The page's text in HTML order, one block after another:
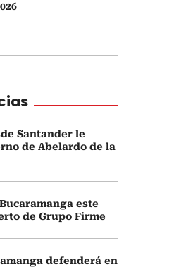
Santander le
de Abelardo de la
este
de Grupo Firme
defenderá en